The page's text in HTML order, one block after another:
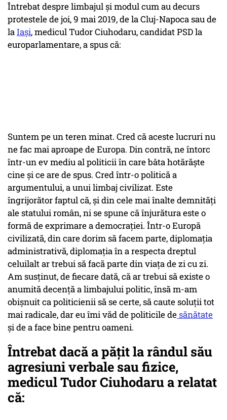
Întrebat despre limbajul și modul cum au decurs
protestele de joi, 9 mai 2019, de la Cluj-Napoca sau de
laIași, medicul Tudor Ciuhodaru, candidat PSD la
europarlamentare, a spus că:
Suntem pe un teren minat. Cred că aceste lucruri nu
ne fac mai aproape de Europa. Din contră, ne întorc
într-un ev mediu al politicii în care bâta hotărăște
cine și ce are de spus. Cred într-o politică a
argumentului, a unui limbaj civilizat. Este
îngrijorător faptul că, și din cele mai înalte demnități
ale statului român, ni se spune că înjurătura este o
formă de exprimare a democrației. Într-o Europă
civilizată, din care dorim să facem parte, diplomația
administrativă, diplomația în a respecta dreptul
celuilalt ar trebui să facă parte din viața de zi cu zi.
Am susținut, de fiecare dată, că ar trebui să existe o
anumită decență a limbajului politic, însă m-am
obișnuit ca politicienii să se certe, să caute soluții tot
mai radicale, dar eu îmi văd de politicile desănătate
și de a face bine pentru oameni.
Întrebat dacă a pățit la rândul său
agresiuni verbale sau fizice,
medicul Tudor Ciuhodaru a relatat
că: